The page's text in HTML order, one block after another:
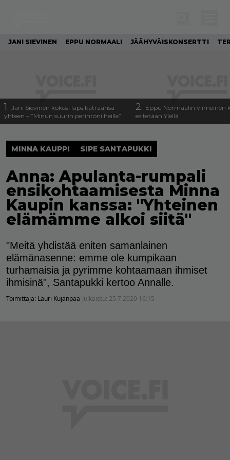
JANI SIEVINEN EPPU NORMAALI JÄÄHYVÄISKONSERTTI
1. Jani Sievinen kokosi lapsikatraansa
yhteen – ”Minun suurin perintöni heille”
2. Eppu Normaalin viimeinen
esitetään Ylellä
MINNA KAUPPI SIPE SANTAPUKKI
Anna: Apulanta-rumpali
ensikohtaamisesta Minna
Kaupin kanssa: "Yhteinen
elämämme alkoi siitä"
"Meitä yhdistää eniten samanlainen
elämänasenne: emme ole kumpikaan
turhamaisia ja pyrimme kohtaamaan ihmiset
ihmisinä", Santapukki kertoo Annalle.
Toimittaja: Lauri Kujanpaa Julkaistu: 25.7.2020 16:15